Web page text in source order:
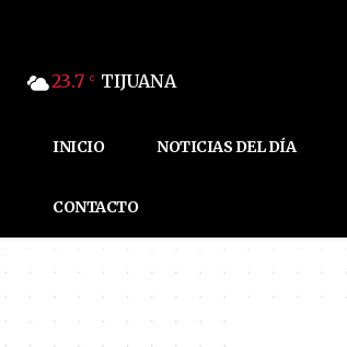
23.7 C TIJUANA
INICIO NOTICIAS DEL DÍA
CONTACTO